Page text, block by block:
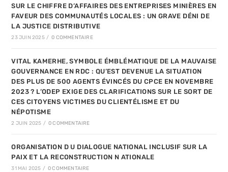
SUR LE CHIFFRE D’AFFAIRES DES ENTREPRISES MINIÈRES EN
FAVEUR DES COMMUNAUTÉS LOCALES : UN GRAVE DÉNI DE
LA JUSTICE DISTRIBUTIVE
23 JUIN 2025 / 0 COMMENTAIRE
VITAL KAMERHE, SYMBOLE ÉMBLÉMATIQUE DE LA MAUVAISE
GOUVERNANCE EN RDC : QU’EST DEVENUE LA SITUATION
DES PLUS DE 500 AGENTS ÉVINCÉS DU CPCE EN NOVEMBRE
2023 ? L’ODEP EXIGE DES CLARIFICATIONS SUR LE SORT DE
CES CITOYENS VICTIMES DU CLIENTÉLISME ET DU
NÉPOTISME
2 JUIN 2025 / 0 COMMENTAIRE
ORGANISATION D U DIALOGUE NATIONAL INCLUSIF SUR LA
PAIX ET LA RECONSTRUCTION N ATIONALE
31 MAI 2025 / 0 COMMENTAIRE